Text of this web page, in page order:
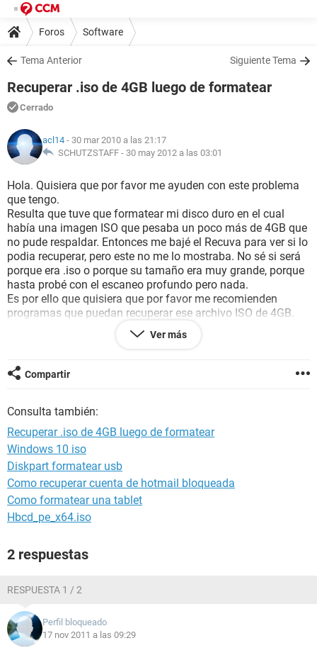
Foros Software
Tema Anterior Siguiente Tema
Recuperar .iso de 4GB luego de formatear
Cerrado
acl14 - 30 mar 2010 a las 21:17
SCHUTZSTAFF - 30 may 2012 a las 03:01
Hola. Quisiera que por favor me ayuden con este problema
que tengo.
Resulta que tuve que formatear mi disco duro en el cual
había una imagen ISO que pesaba un poco más de 4GB que
no pude respaldar. Entonces me bajé el Recuva para ver si lo
podia recuperar, pero este no me lo mostraba. No sé si será
porque era .iso o porque su tamaño era muy grande, porque
hasta probé con el escaneo profundo pero nada.
Es por ello que quisiera que por favor me recomienden
programas que puedan recuperar ese archivo ISO de 4GB.
Por cierto, el Recovery My Files sí lo encuentra pero como no
tengo cómo comprarlo, es por eso que no puedo recuperarlo
Saludos y muchisimas gracias...
Ver más
Compartir
Consulta también:
Recuperar .iso de 4GB luego de formatear
Windows 10 iso
Diskpart formatear usb
Como recuperar cuenta de hotmail bloqueada
Como formatear una tablet
Hbcd_pe_x64.iso
2 respuestas
RESPUESTA 1 / 2
Perfil bloqueado
17 nov 2011 a las 09:29